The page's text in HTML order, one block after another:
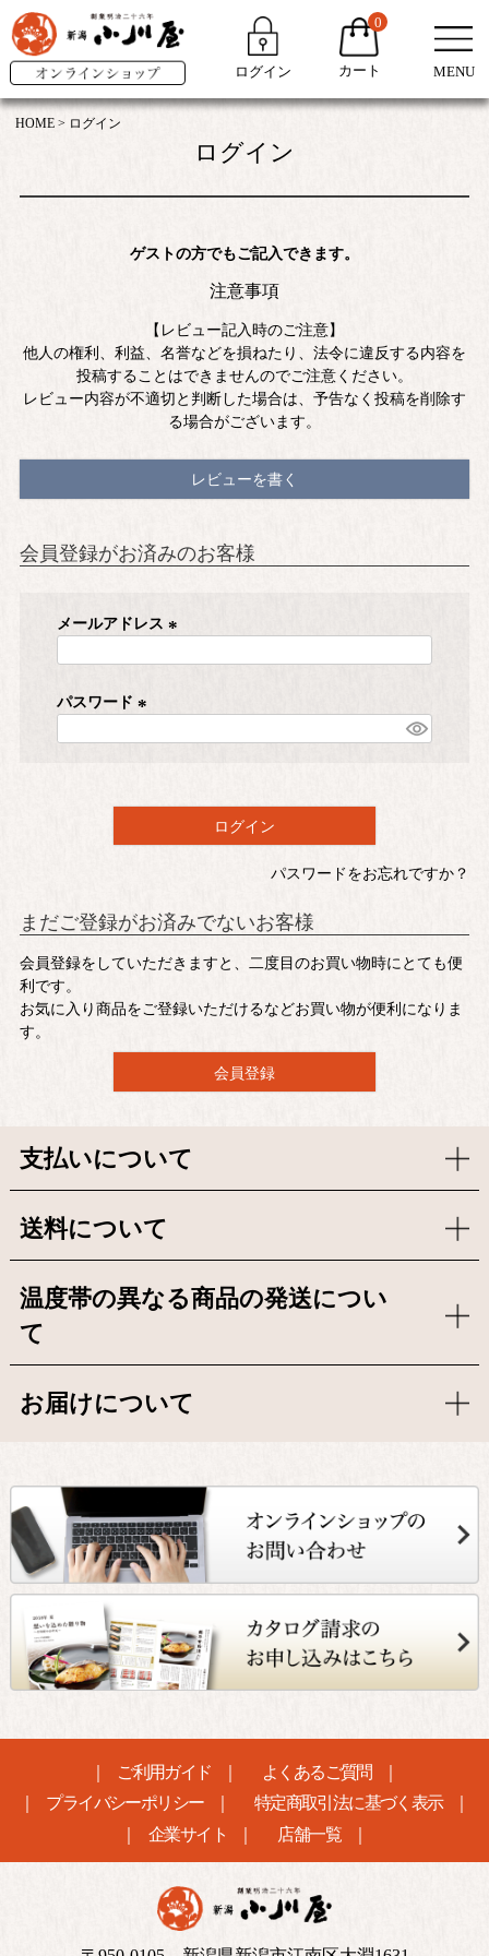
ログイン
0
カート MENU
HOME ログイン
ログイン
ゲストの方でもご記入できます。
注意事項
【レビュー記入時のご注意】
他人の権利、利益、名誉などを損ねたり、法令に違反する内容を
投稿することはできませんのでご注意ください。
レビュー内容が不適切と判断した場合は、予告なく投稿を削除す
る場合がございます。
レビューを書く
会員登録がお済みのお客様
メールアドレス
パスワード
ログイン
パスワードをお忘れですか？
まだご登録がお済みでないお客様
会員登録をしていただきますと、二度目のお買い物時にとても便
利です。
お気に入り商品をご登録いただけるなどお買い物が便利になりま
す。
会員登録
支払いについて
送料について
温度帯の異なる商品の発送につい
て
お届けについて
ご利用ガイド
よくあるご質問
プライバシーポリシー
特定商取引法に基づく表示
企業サイト
店舗一覧